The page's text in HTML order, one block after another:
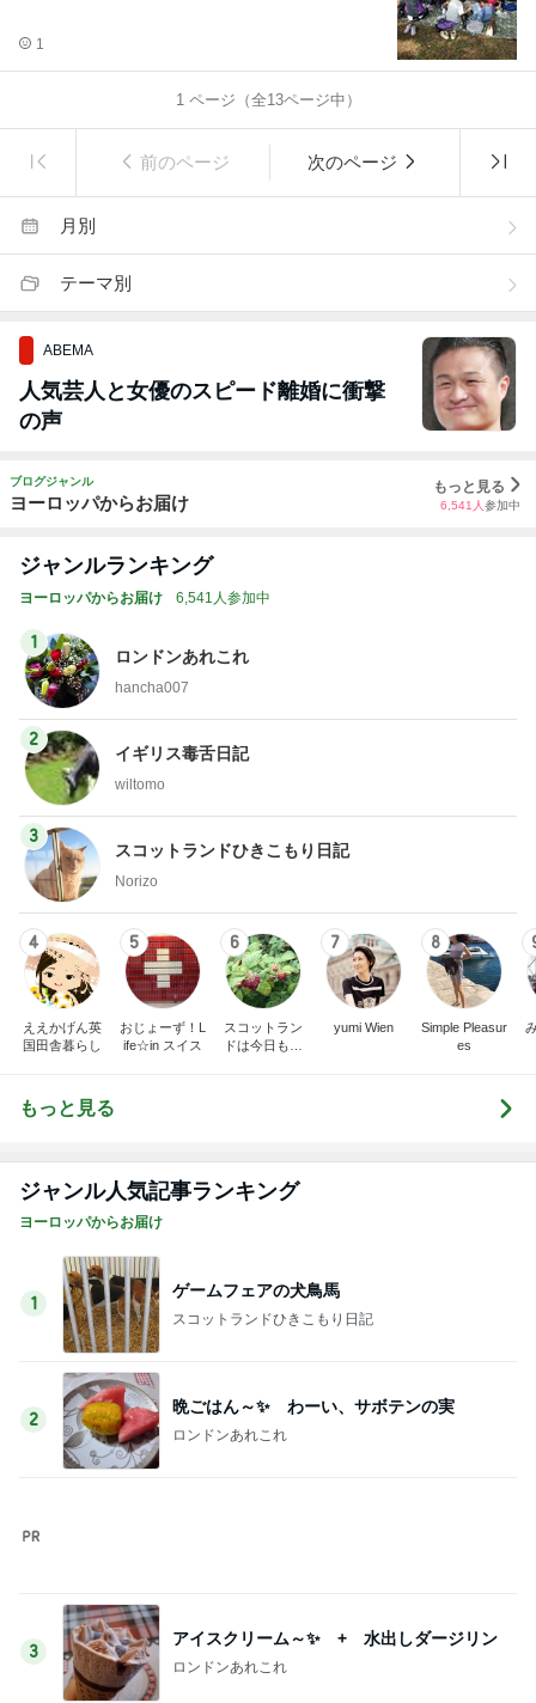
1
1ページ（全13ページ中）
前のページ 次のページ
月別
テーマ別
ABEMA
人気芸人と女優のスピード離婚に衝撃
の声
ブログジャンル
ヨーロッパからお届け
もっと見る
6,541 人 参加中
ジャンルランキング
ヨーロッパからお届け 6,541人参加中
1
ロンドンあれこれ
hancha007
2
イギリス毒舌日記
wiltomo
3
スコットランドひきこもり日記
Norizo
4
ええかげん英
国田舎暮らし
5
おじょーず！L
ife☆in スイス
6
スコットラン
ドは今日も曇
7
yumi Wien
8
Simple Pleasur
es
もっと見る
ジャンル人気記事ランキング
ヨーロッパからお届け
1
ゲームフェアの犬鳥馬
スコットランドひきこもり日記
2
晩ごはん～✨ わーい、サボテンの実
ロンドンあれこれ
3
アイスクリーム～✨ + 水出しダージリン
ロンドンあれこれ